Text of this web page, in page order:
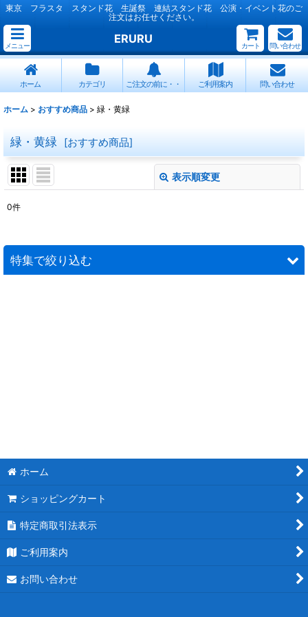
東京 フラスタ スタンド花 生誕祭 連結スタンド花 公演・イベント花のご
注文はお任せください。
メニュー
ERURU
カート 問い合わせ
ホーム カテゴリ ご注文の前に・・ ご利用案内 問い合わせ
ホーム > おすすめ商品 > 緑・黄緑
緑・黄緑 [おすすめ商品]
表示順変更
並び順 :
0件
特集で絞り込む
パープル
グリーン
ホーム
ショッピングカート
特定商取引法表示
ご利用案内
お問い合わせ